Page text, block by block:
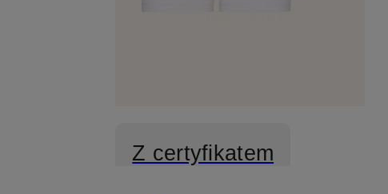
Z certyfikatem